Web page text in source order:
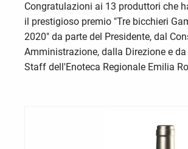
Congratulazioni ai 13 produttori che
il prestigioso premio "Tre bicchieri
2020" da parte del Presidente, dal
Amministrazione, dalla Direzione e
Staff dell'Enoteca Regionale Emilia